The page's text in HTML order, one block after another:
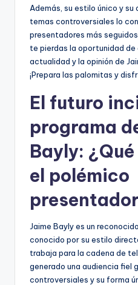
Además, su estilo único y
temas controversiales lo
presentadores más
te pierdas la oportunidad de
actualidad y la opinión de
¡Prepara las palomitas y
El futuro
programa
Bayly:
el polémico
Jaime Bayly es un
conocido por su estilo
trabaja para la cadena de
generado una audiencia fiel
controversiales y su forma